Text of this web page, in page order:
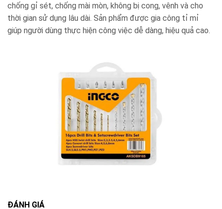
chống gỉ sét, chống mài mòn, không bị cong, vênh và cho
thời gian sử dụng lâu dài. Sản phẩm được gia công tỉ mỉ
giúp người dùng thực hiện công việc dễ dàng, hiệu quả cao.
ĐÁNH GIÁ